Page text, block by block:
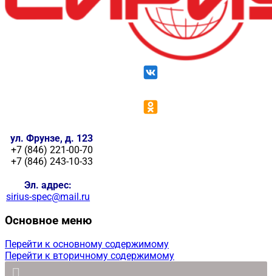
ул. Фрунзе, д. 123
+7 (846) 221-00-70
+7 (846) 243-10-33
Эл. адрес:
sirius-spec@mail.ru
Основное меню
Перейти к основному содержимому
Перейти к вторичному содержимому